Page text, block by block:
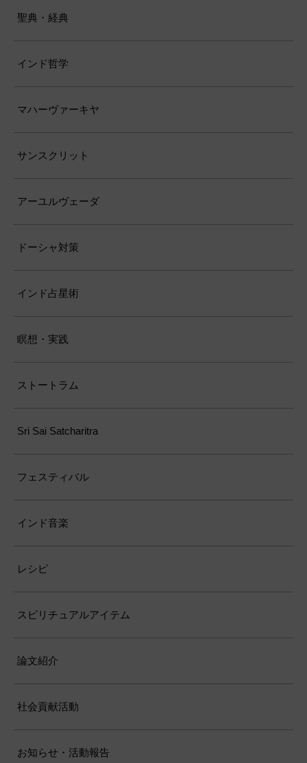
聖典・経典
インド哲学
マハーヴァーキヤ
サンスクリット
アーユルヴェーダ
ドーシャ対策
インド占星術
瞑想・実践
ストートラム
Sri Sai Satcharitra
フェスティバル
インド音楽
レシピ
スピリチュアルアイテム
論文紹介
社会貢献活動
お知らせ・活動報告